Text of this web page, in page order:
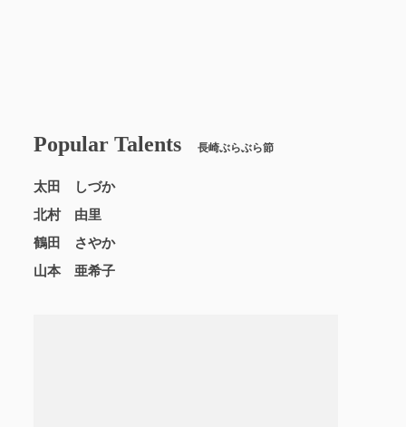
Popular Talents 長崎ぶらぶら節
太田 しづか
北村 由里
鶴田 さやか
山本 亜希子